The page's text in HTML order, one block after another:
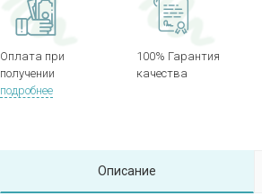
Оплата при
получении
подробнее
100% Гарантия
качества
Описание